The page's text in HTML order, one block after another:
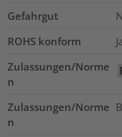
Gefahrgut
ROHS konform
Zulassungen/Norme
n
Zulassungen/Norme
n